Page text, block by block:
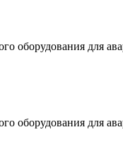
оборудования для
оборудования для